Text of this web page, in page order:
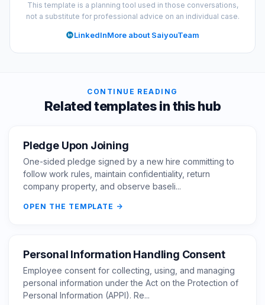
This template is a planning tool used in those conversations,
not a substitute for professional advice on an individual case.
LinkedInMore about SaiyouTeam
CONTINUE READING
Related templates in this hub
Pledge Upon Joining
One-sided pledge signed by a new hire committing to
follow work rules, maintain confidentiality, return
company property, and observe baseli...
OPEN THE TEMPLATE
Personal Information Handling Consent
Employee consent for collecting, using, and managing
personal information under the Act on the Protection of
Personal Information (APPI). Re...